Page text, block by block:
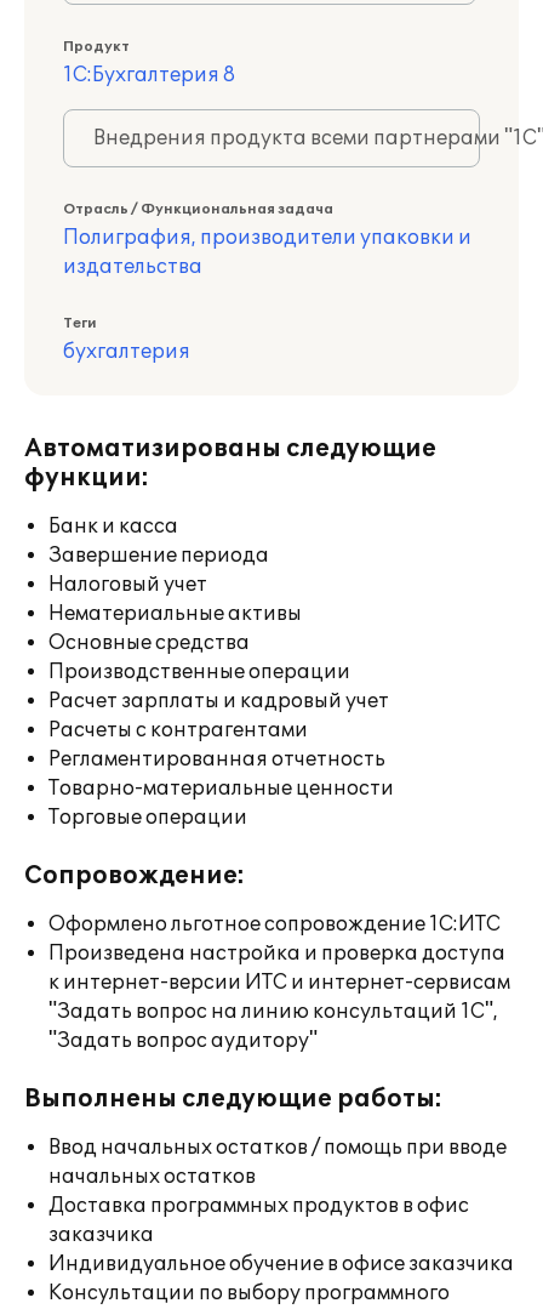
Продукт
1С:Бухгалтерия 8
Внедрения продукта всеми партнерами
Отрасль / Функциональная задача
Полиграфия, производители упаковки и
издательства
Теги
бухгалтерия
Автоматизированы следующие
функции:
Банк и касса
Завершение периода
Налоговый учет
Нематериальные активы
Основные средства
Производственные операции
Расчет зарплаты и кадровый учет
Расчеты с контрагентами
Регламентированная отчетность
Товарно-материальные ценности
Торговые операции
Сопровождение:
Оформлено льготное сопровождение 1С:ИТС
Произведена настройка и проверка доступа
к интернет-версии ИТС и интернет-сервисам
"Задать вопрос на линию консультаций 1С",
"Задать вопрос аудитору"
Выполнены следующие работы:
Ввод начальных остатков / помощь при вводе
начальных остатков
Доставка программных продуктов в офис
заказчика
Индивидуальное обучение в офисе заказчика
Консультации по выбору программного